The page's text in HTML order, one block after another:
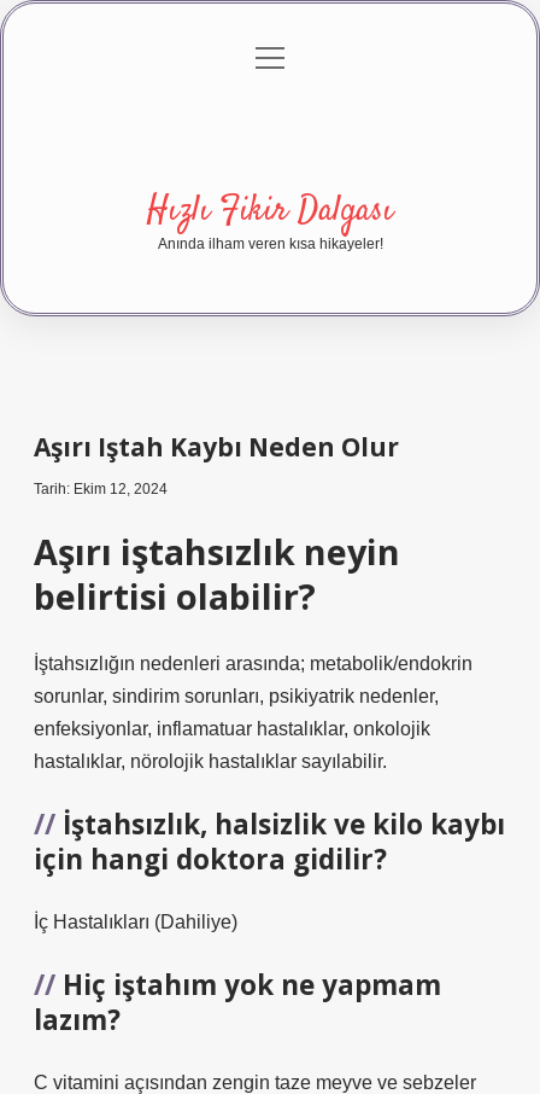
Gizlilik Politikası
menüyü
Hızlı Fikir Dalgası
Anında ilham veren kısa hikayeler!
Aşırı Iştah Kaybı Neden Olur
Tarih: Ekim 12, 2024
Aşırı iştahsızlık neyin
belirtisi olabilir?
İştahsızlığın nedenleri arasında; metabolik/endokrin
sorunlar, sindirim sorunları, psikiyatrik nedenler,
enfeksiyonlar, inflamatuar hastalıklar, onkolojik
hastalıklar, nörolojik hastalıklar sayılabilir.
İştahsızlık, halsizlik ve kilo kaybı
için hangi doktora gidilir?
İç Hastalıkları (Dahiliye)
Hiç iştahım yok ne yapmam
lazım?
C vitamini açısından zengin taze meyve ve sebzeler